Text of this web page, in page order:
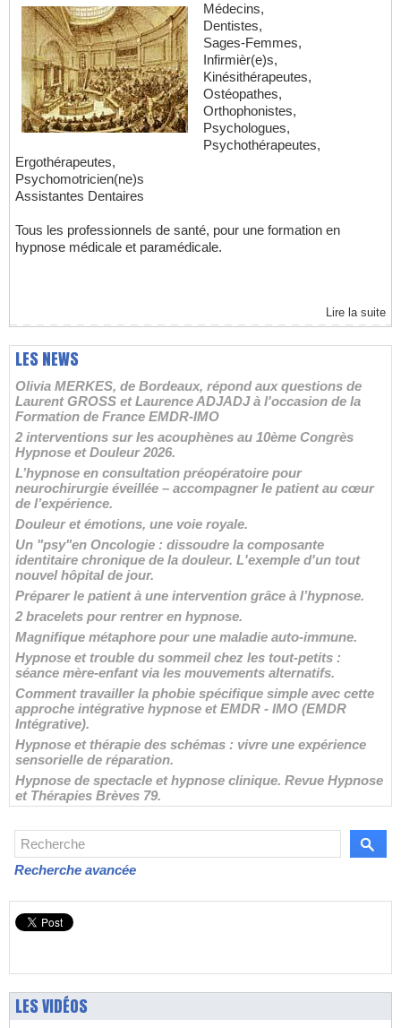
Médecins,
Dentistes,
Sages-Femmes,
Infirmièr(e)s,
Kinésithérapeutes,
Ostéopathes,
Orthophonistes,
Psychologues,
Psychothérapeutes,
Ergothérapeutes,
Psychomotricien(ne)s
Assistantes Dentaires
Tous les professionnels de santé, pour une formation en
hypnose médicale et paramédicale.
Lire la suite
LES NEWS
Olivia MERKES, de Bordeaux, répond aux questions de
Laurent GROSS et Laurence ADJADJ à l'occasion de la
Formation de France EMDR-IMO
2 interventions sur les acouphènes au 10ème Congrès
Hypnose et Douleur 2026.
L’hypnose en consultation préopératoire pour
neurochirurgie éveillée – accompagner le patient au cœur
de l’expérience.
Douleur et émotions, une voie royale.
Un "psy"en Oncologie : dissoudre la composante
identitaire chronique de la douleur. L'exemple d'un tout
nouvel hôpital de jour.
Préparer le patient à une intervention grâce à l’hypnose.
2 bracelets pour rentrer en hypnose.
Magnifique métaphore pour une maladie auto-immune.
Hypnose et trouble du sommeil chez les tout-petits :
séance mère-enfant via les mouvements alternatifs.
Comment travailler la phobie spécifique simple avec cette
approche intégrative hypnose et EMDR - IMO (EMDR
Intégrative).
Hypnose et thérapie des schémas : vivre une expérience
sensorielle de réparation.
Hypnose de spectacle et hypnose clinique. Revue Hypnose
et Thérapies Brèves 79.
Recherche avancée
LES VIDÉOS